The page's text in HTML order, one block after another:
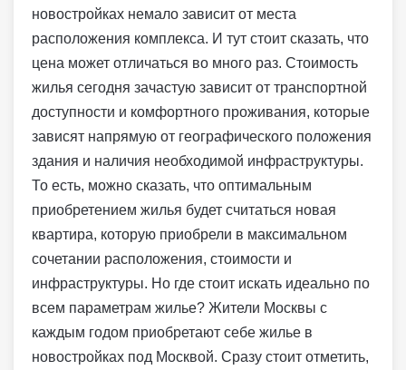
новостройках немало зависит от места
расположения комплекса. И тут стоит сказать, что
цена может отличаться во много раз. Стоимость
жилья сегодня зачастую зависит от транспортной
доступности и комфортного проживания, которые
зависят напрямую от географического положения
здания и наличия необходимой инфраструктуры.
То есть, можно сказать, что оптимальным
приобретением жилья будет считаться новая
квартира, которую приобрели в максимальном
сочетании расположения, стоимости и
инфраструктуры. Но где стоит искать идеально по
всем параметрам жилье? Жители Москвы с
каждым годом приобретают себе жилье в
новостройках под Москвой. Сразу стоит отметить,